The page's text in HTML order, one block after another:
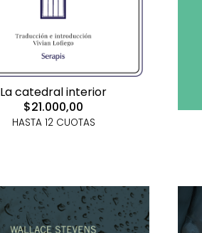
La catedral interior
$21.000,00
HASTA 12 CUOTAS